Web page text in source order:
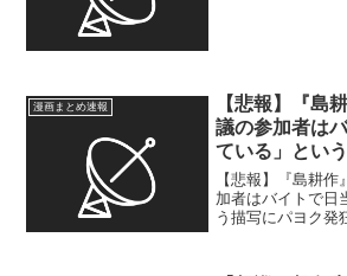
漫画まとめ速報
【悲報】『島
議の参加者は
ている」とい
【悲報】『島耕
加者はバイトで日
う描写にパヨク発